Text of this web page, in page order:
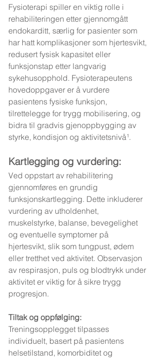
Fysioterapi spiller en viktig rolle i
rehabiliteringen etter gjennomgått
endokarditt, særlig for pasienter som
har hatt komplikasjoner som hjertesvikt,
redusert fysisk kapasitet eller
funksjonstap etter langvarig
sykehusopphold. Fysioterapeutens
hovedoppgaver er å vurdere
pasientens fysiske funksjon,
tilrettelegge for trygg mobilisering, og
bidra til gradvis gjenoppbygging av
styrke, kondisjon og aktivitetsnivå¹.
Kartlegging og vurdering:
Ved oppstart av rehabilitering
gjennomføres en grundig
funksjonskartlegging. Dette inkluderer
vurdering av utholdenhet,
muskelstyrke, balanse, bevegelighet
og eventuelle symptomer på
hjertesvikt, slik som tungpust, ødem
eller tretthet ved aktivitet. Observasjon
av respirasjon, puls og blodtrykk under
aktivitet er viktig for å sikre trygg
progresjon.
Tiltak og oppfølging:
Treningsopplegget tilpasses
individuelt, basert på pasientens
helsetilstand, komorbiditet og